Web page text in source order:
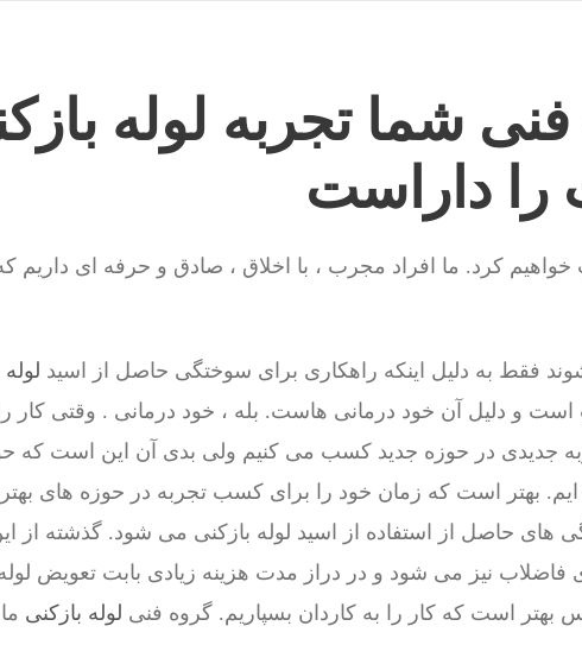
شما تجربه لوله
را داراست
خواهیم کرد. ما افراد مجرب ، با اخلاق ، صادق و حرفه ای داریم
فقط به دلیل اینکه راهکاری برای سوختگی حاصل از اسید
است و دلیل آن خود درمانی هاست. بله ، خود درمانی . وقتی کار
جدیدی در حوزه جدید کسب می کنیم ولی بدی آن این است که
ایم. بهتر است که زمان خود را برای کسب تجربه در حوزه های
حاصل از استفاده از اسید لوله بازکنی می شود. گذشته از
فاضلاب نیز می شود و در دراز مدت هزینه زیادی بابت تعویض
است که کار را به کاردان بسپاریم. گروه فنی لوله بازکنی